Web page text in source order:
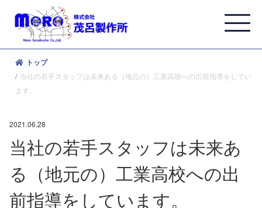
トップ
当社の若手スタッフは未来ある（地元の）工業高校への出前指導をしてい
ます。
2021.06.28
当社の若手スタッフは未来あ
る（地元の）工業高校への出
前指導をしています。